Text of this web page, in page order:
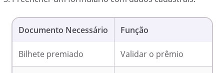
Documento Necessário Função
Bilhete premiado Validar o prêmio